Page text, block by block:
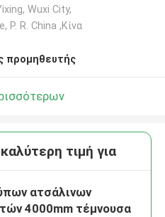
Wuxi City,
P. R. China ,Κίνα
προμηθευτής
τιμή για
ατσάλινων
4000mm τέμνουσα